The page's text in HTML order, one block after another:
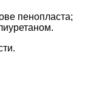
пенопласта;